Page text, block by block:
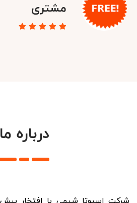
مشتری
درباره ما